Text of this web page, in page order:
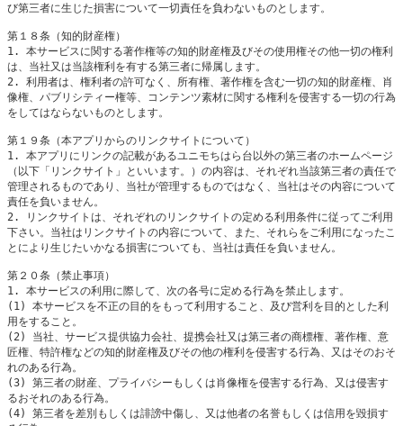
び第三者に生じた損害について一切責任を負わないものとします。
第１８条（知的財産権）
1. 本サービスに関する著作権等の知的財産権及びその使用権その他一切の権利
は、当社又は当該権利を有する第三者に帰属します。
2. 利用者は、権利者の許可なく、所有権、著作権を含む一切の知的財産権、肖
像権、パブリシティー権等、コンテンツ素材に関する権利を侵害する一切の行為
をしてはならないものとします。
第１９条（本アプリからのリンクサイトについて）
1. 本アプリにリンクの記載があるユニモちはら台以外の第三者のホームページ
（以下「リンクサイト」といいます。）の内容は、それぞれ当該第三者の責任で
管理されるものであり、当社が管理するものではなく、当社はその内容について
責任を負いません。
2. リンクサイトは、それぞれのリンクサイトの定める利用条件に従ってご利用
下さい。当社はリンクサイトの内容について、また、それらをご利用になったこ
とにより生じたいかなる損害についても、当社は責任を負いません。
第２０条（禁止事項）
1. 本サービスの利用に際して、次の各号に定める行為を禁止します。
(1) 本サービスを不正の目的をもって利用すること、及び営利を目的とした利
用をすること。
(2) 当社、サービス提供協力会社、提携会社又は第三者の商標権、著作権、意
匠権、特許権などの知的財産権及びその他の権利を侵害する行為、又はそのおそ
れのある行為。
(3) 第三者の財産、プライバシーもしくは肖像権を侵害する行為、又は侵害す
るおそれのある行為。
(4) 第三者を差別もしくは誹謗中傷し、又は他者の名誉もしくは信用を毀損す